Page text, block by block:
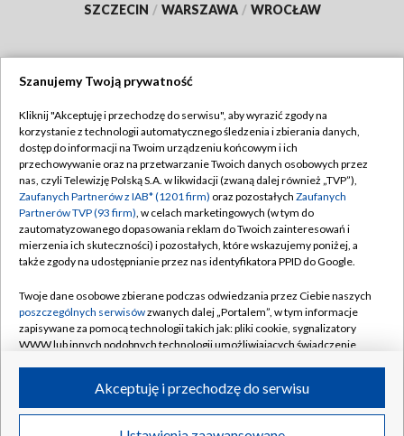
SZCZECIN / WARSZAWA / WROCŁAW
TVP
Abonament TVP
Emisja w TVP
Centrum informacji TVP
Naziemna Telewizja Cyfrowa
Rada Programowa
System NOS
Informacje o nadawcy
Program dla prasy
Regulamin TVP
Polityka prywatności
Moje zgody
Pomoc
Kontakt
Kanały
©2026 Telewizja Polska S.A. w likwidacji
Szanujemy Twoją prywatność
Kliknij "Akceptuję i przechodzę do serwisu", aby wyrazić zgody na
korzystanie z technologii automatycznego śledzenia i zbierania danych,
dostęp do informacji na Twoim urządzeniu końcowym i ich
przechowywanie oraz na przetwarzanie Twoich danych osobowych przez
nas, czyli Telewizję Polską S.A. w likwidacji (zwaną dalej również „TVP”),
Zaufanych Partnerów z IAB* (1201 firm) oraz pozostałych Zaufanych
Partnerów TVP (93 firm), w celach marketingowych (w tym do
zautomatyzowanego dopasowania reklam do Twoich zainteresowań i
mierzenia ich skuteczności) i pozostałych, które wskazujemy poniżej, a
także zgody na udostępnianie przez nas identyfikatora PPID do Google.
Twoje dane osobowe zbierane podczas odwiedzania przez Ciebie naszych
poszczególnych serwisówzwanych dalej „Portalem”, w tym informacje
zapisywane za pomocą technologii takich jak: pliki cookie, sygnalizatory
WWW lub innych podobnych technologii umożliwiających świadczenie
ruchu w Internecie.
Twoje dane osobowe zbierane podczas odwiedzania przez Ciebie
Akceptuję i przechodzę do serwisu